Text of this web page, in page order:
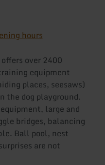
hours
over 2400
equipment
places, seesaws)
the dog playground.
large and
bridges, balancing
Ball pool, nest
are not